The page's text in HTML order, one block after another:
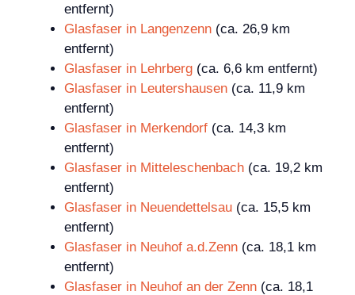
entfernt)
Glasfaser in Langenzenn (ca. 26,9 km
entfernt)
Glasfaser in Lehrberg (ca. 6,6 km entfernt)
Glasfaser in Leutershausen (ca. 11,9 km
entfernt)
Glasfaser in Merkendorf (ca. 14,3 km
entfernt)
Glasfaser in Mitteleschenbach (ca. 19,2 km
entfernt)
Glasfaser in Neuendettelsau (ca. 15,5 km
entfernt)
Glasfaser in Neuhof a.d.Zenn (ca. 18,1 km
entfernt)
Glasfaser in Neuhof an der Zenn (ca. 18,1